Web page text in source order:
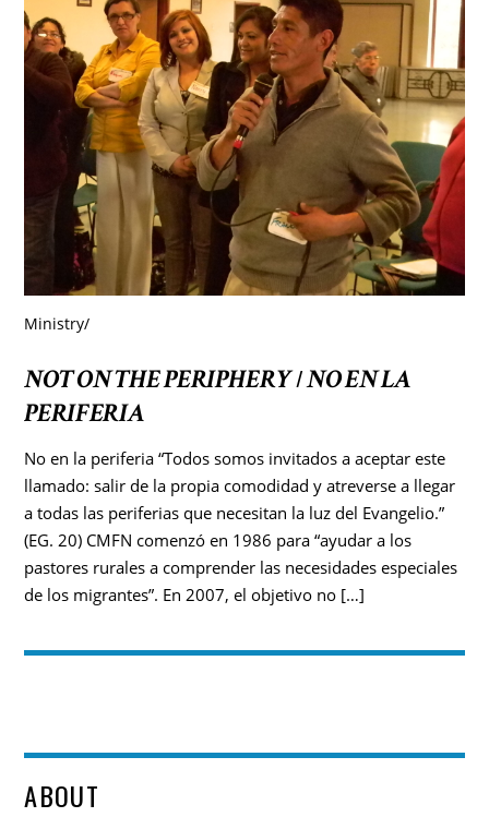
Ministry/
NOT ON THE PERIPHERY/NO EN LA
PERIFERIA
No en la periferia “Todos somos invitados a aceptar este
llamado: salir de la propia comodidad y atreverse a llegar
a todas las periferias que necesitan la luz del Evangelio.”
(EG. 20) CMFN comenzó en 1986 para “ayudar a los
pastores rurales a comprender las necesidades especiales
de los migrantes”. En 2007, el objetivo no […]
ABOUT